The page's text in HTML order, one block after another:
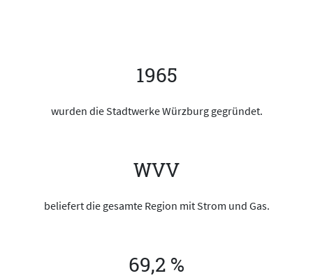
1965
wurden die Stadtwerke Würzburg gegründet.
WVV
beliefert die gesamte Region mit Strom und Gas.
69,2 %